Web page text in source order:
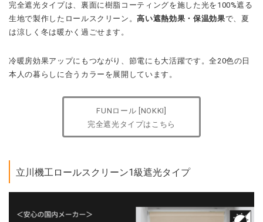
完全遮光タイプは、裏面に樹脂コーティングを施した光を100%遮る
生地で製作したロールスクリーン。高い遮熱効果・保温効果で、夏
は涼しく冬は暖かく過ごせます。
冷暖房効果アップにもつながり、節電にも大活躍です。全20色の日
本人の暮らしに合うカラーを展開しています。
FUNロール [NOKKI]
完全遮光タイプはこちら
立川機工ロールスクリーン1級遮光タイプ